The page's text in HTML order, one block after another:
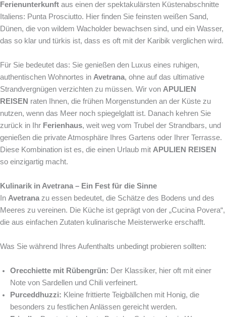
Ferienunterkunft aus einen der spektakulärsten Küstenabschnitte
Italiens: Punta Prosciutto. Hier finden Sie feinsten weißen Sand,
Dünen, die von wildem Wacholder bewachsen sind, und ein Wasser,
das so klar und türkis ist, dass es oft mit der Karibik verglichen wird.
Für Sie bedeutet das: Sie genießen den Luxus eines ruhigen,
authentischen Wohnortes in Avetrana, ohne auf das ultimative
Strandvergnügen verzichten zu müssen. Wir von APULIEN
REISEN raten Ihnen, die frühen Morgenstunden an der Küste zu
nutzen, wenn das Meer noch spiegelglatt ist. Danach kehren Sie
zurück in Ihr Ferienhaus, weit weg vom Trubel der Strandbars, und
genießen die private Atmosphäre Ihres Gartens oder Ihrer Terrasse.
Diese Kombination ist es, die einen Urlaub mit APULIEN REISEN
so einzigartig macht.
Kulinarik in Avetrana – Ein Fest für die Sinne
In Avetrana zu essen bedeutet, die Schätze des Bodens und des
Meeres zu vereinen. Die Küche ist geprägt von der „Cucina Povera“,
die aus einfachen Zutaten kulinarische Meisterwerke erschafft.
Was Sie während Ihres Aufenthalts unbedingt probieren sollten:
Orecchiette mit Rübengrün: Der Klassiker, hier oft mit einer
Note von Sardellen und Chili verfeinert.
Purceddhuzzi: Kleine frittierte Teigbällchen mit Honig, die
besonders zu festlichen Anlässen gereicht werden.